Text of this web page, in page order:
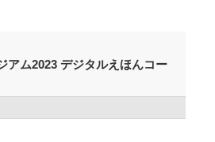
アム2023 デジタルえほんコー